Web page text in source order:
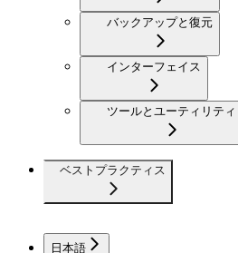
バックアップと復元
インターフェイス
ツールとユーティリティ
ベストプラクティス
日本語